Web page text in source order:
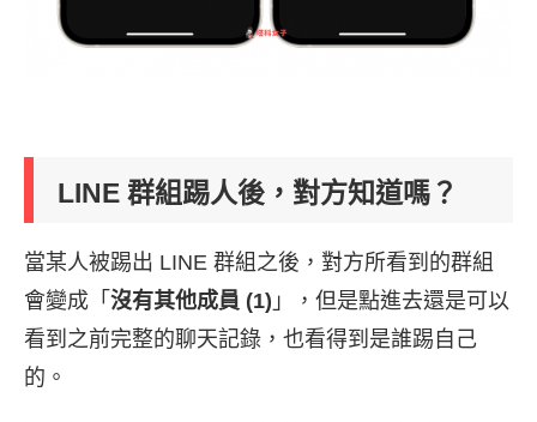
LINE 群組踢人後，對方知道嗎？
當某人被踢出 LINE 群組之後，對方所看到的群組
會變成「 沒有其他成員 (1) 」，但是點進去還是可以
看到之前完整的聊天記錄，也看得到是誰踢自己
的。